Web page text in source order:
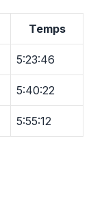
Temps
5:23:46
5:40:22
5:55:12